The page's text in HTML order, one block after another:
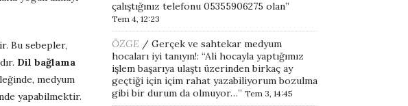
Bu sebepler,
Dil bağlama
medyum
yapabilmektir.
çalıştığınız telefonu 05355906275 olan”
Tem 4, 12:23
ÖZGE / Gerçek ve sahtekar medyum
hocaları iyi tanıyın!: “Ali hocayla yaptığımız
işlem başarıya ulaştı üzerinden birkaç ay
geçtiği için içim rahat yazabiliyorum bozulma
gibi bir durum da olmuyor…” Tem 3, 14:45